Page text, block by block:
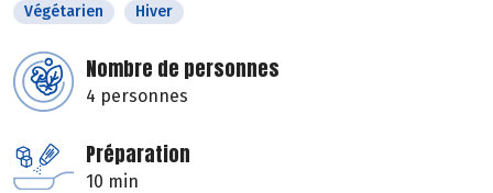
Végétarien
Hiver
Nombre de personnes
4 personnes
Préparation
10 min